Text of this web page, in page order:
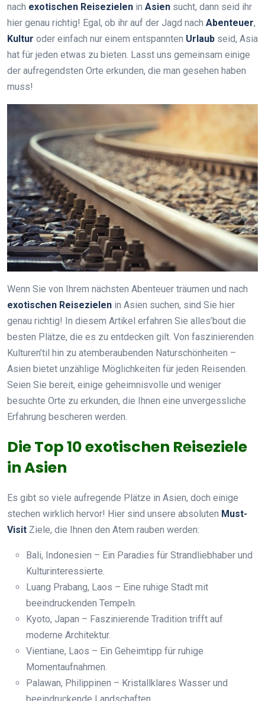
nach exotischen Reisezielen in Asien sucht, dann seid ihr
hier genau richtig! Egal, ob ihr auf der Jagd nach Abenteuer,
Kultur oder einfach nur einem entspannten Urlaub seid, Asia
hat für jeden etwas zu bieten. Lasst uns gemeinsam einige
der aufregendsten Orte erkunden, die man gesehen haben
muss!
Wenn Sie von Ihrem nächsten Abenteuer träumen und nach
exotischen Reisezielen in Asien suchen, sind Sie hier
genau richtig! In diesem Artikel erfahren Sie alles’bout die
besten Plätze, die es zu entdecken gilt. Von faszinierenden
Kulturen’til hin zu atemberaubenden Naturschönheiten –
Asien bietet unzählige Möglichkeiten für jeden Reisenden.
Seien Sie bereit, einige geheimnisvolle und weniger
besuchte Orte zu erkunden, die Ihnen eine unvergessliche
Erfahrung bescheren werden.
Die Top 10 exotischen Reiseziele
in Asien
Es gibt so viele aufregende Plätze in Asien, doch einige
stechen wirklich hervor! Hier sind unsere absoluten Must-
Visit Ziele, die Ihnen den Atem rauben werden:
Bali, Indonesien – Ein Paradies für Strandliebhaber und
Kulturinteressierte.
Luang Prabang, Laos – Eine ruhige Stadt mit
beeindruckenden Tempeln.
Kyoto, Japan – Faszinierende Tradition trifft auf
moderne Architektur.
Vientiane, Laos – Ein Geheimtipp für ruhige
Momentaufnahmen.
Palawan, Philippinen – Kristallklares Wasser und